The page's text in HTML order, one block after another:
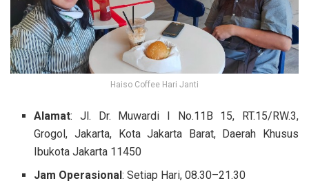
Haiso Coffee Hari Janti
Alamat: Jl. Dr. Muwardi I No.11B 15, RT.15/RW.3,
Grogol, Jakarta, Kota Jakarta Barat, Daerah Khusus
Ibukota Jakarta 11450
Jam Operasional: Setiap Hari, 08.30–21.30